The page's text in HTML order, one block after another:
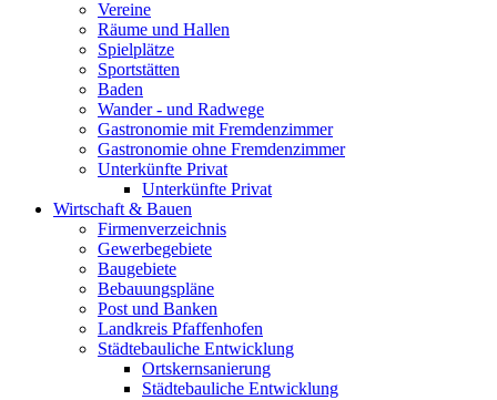
Vereine
Räume und Hallen
Spielplätze
Sportstätten
Baden
Wander - und Radwege
Gastronomie mit Fremdenzimmer
Gastronomie ohne Fremdenzimmer
Unterkünfte Privat
Unterkünfte Privat
Wirtschaft & Bauen
Firmenverzeichnis
Gewerbegebiete
Baugebiete
Bebauungspläne
Post und Banken
Landkreis Pfaffenhofen
Städtebauliche Entwicklung
Ortskernsanierung
Städtebauliche Entwicklung